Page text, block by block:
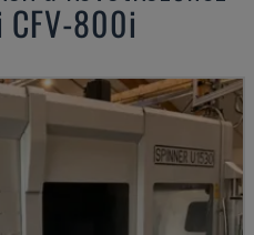
CFV-800i